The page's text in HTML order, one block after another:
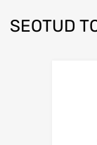
SEOTUD